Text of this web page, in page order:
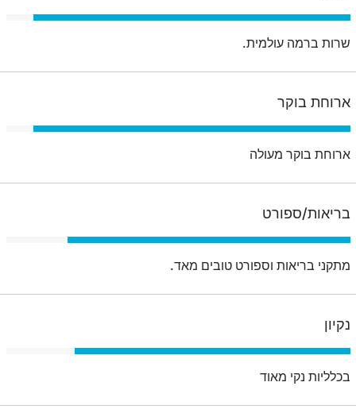
שרות ברמה עולמית.
ארוחת בוקר
ארוחת בוקר מעולה
בריאות/ספורט
מתקני בריאות וספורט טובים מאד.
נקיון
בכלליות נקי מאוד